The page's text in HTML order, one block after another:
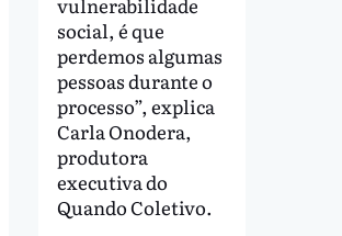
social, é que
perdemos algumas
pessoas durante o
processo”, explica
Carla Onodera,
produtora
executiva do
Quando Coletivo.